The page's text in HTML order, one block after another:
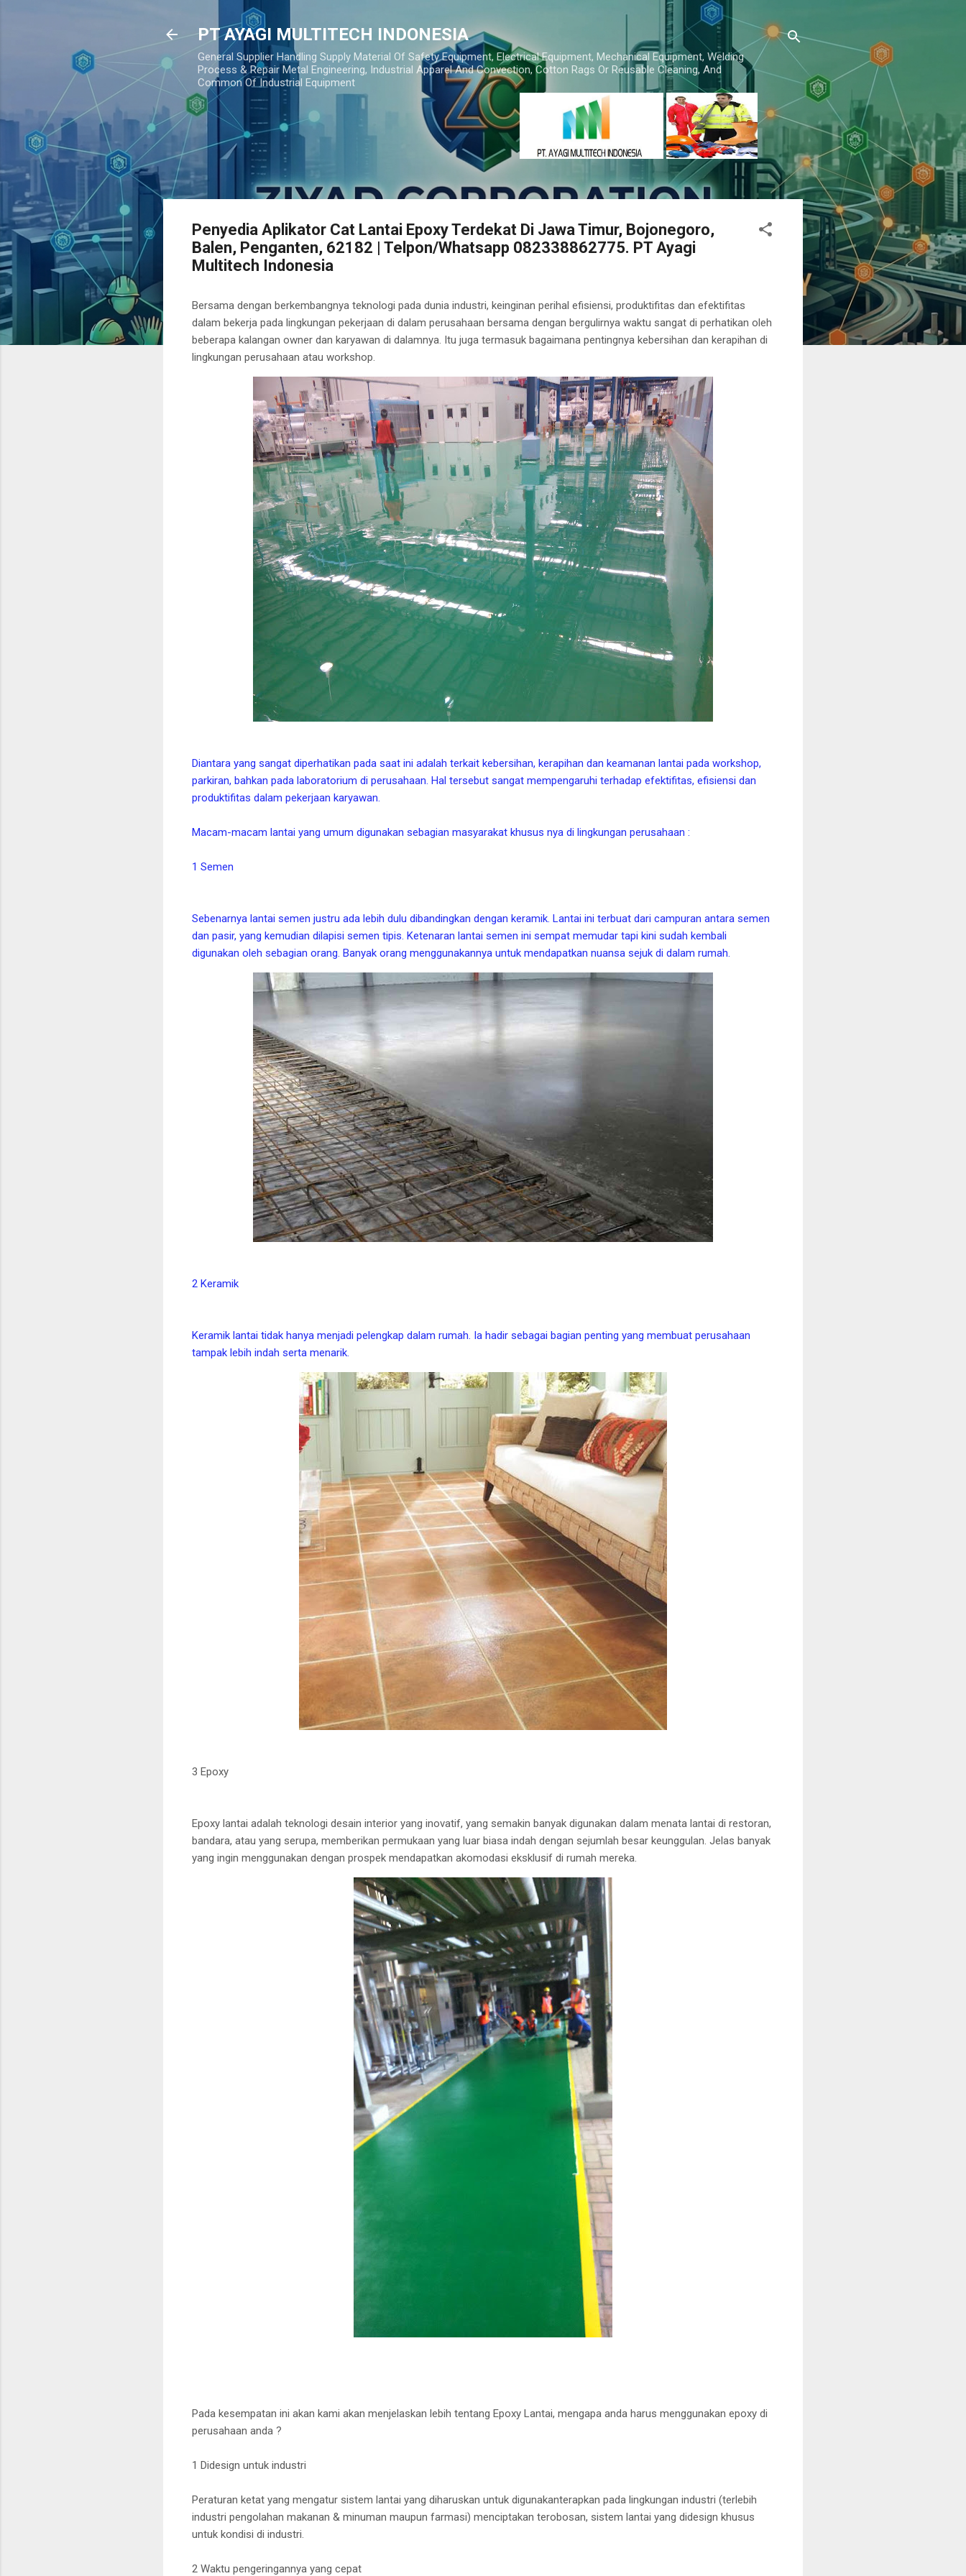
PT AYAGI MULTITECH INDONESIA
General Supplier Handling Supply Material Of Safety Equipment, Electrical Equipment, Mechanical Equipment, Welding
Process & Repair Metal Engineering, Industrial Apparel And Convection, Cotton Rags Or Reusable Cleaning, And
Common Of Industrial Equipment
Penyedia Aplikator Cat Lantai Epoxy Terdekat Di Jawa Timur, Bojonegoro,
Balen, Penganten, 62182 | Telpon/Whatsapp 082338862775. PT Ayagi
Multitech Indonesia
Bersama dengan berkembangnya teknologi pada dunia industri, keinginan perihal efisiensi, produktifitas dan efektifitas
dalam bekerja pada lingkungan pekerjaan di dalam perusahaan bersama dengan bergulirnya waktu sangat di perhatikan oleh
beberapa kalangan owner dan karyawan di dalamnya. Itu juga termasuk bagaimana pentingnya kebersihan dan kerapihan di
lingkungan perusahaan atau workshop.
Diantara yang sangat diperhatikan pada saat ini adalah terkait kebersihan, kerapihan dan keamanan lantai pada workshop,
parkiran, bahkan pada laboratorium di perusahaan. Hal tersebut sangat mempengaruhi terhadap efektifitas, efisiensi dan
produktifitas dalam pekerjaan karyawan.
Macam-macam lantai yang umum digunakan sebagian masyarakat khusus nya di lingkungan perusahaan :
1 Semen
Sebenarnya lantai semen justru ada lebih dulu dibandingkan dengan keramik. Lantai ini terbuat dari campuran antara semen
dan pasir, yang kemudian dilapisi semen tipis. Ketenaran lantai semen ini sempat memudar tapi kini sudah kembali
digunakan oleh sebagian orang. Banyak orang menggunakannya untuk mendapatkan nuansa sejuk di dalam rumah.
2 Keramik
Keramik lantai tidak hanya menjadi pelengkap dalam rumah. Ia hadir sebagai bagian penting yang membuat perusahaan
tampak lebih indah serta menarik.
3 Epoxy
Epoxy lantai adalah teknologi desain interior yang inovatif, yang semakin banyak digunakan dalam menata lantai di restoran,
bandara, atau yang serupa, memberikan permukaan yang luar biasa indah dengan sejumlah besar keunggulan. Jelas banyak
yang ingin menggunakan dengan prospek mendapatkan akomodasi eksklusif di rumah mereka.
Pada kesempatan ini akan kami akan menjelaskan lebih tentang Epoxy Lantai, mengapa anda harus menggunakan epoxy di
perusahaan anda ?
1 Didesign untuk industri
Peraturan ketat yang mengatur sistem lantai yang diharuskan untuk digunakanterapkan pada lingkungan industri (terlebih
industri pengolahan makanan & minuman maupun farmasi) menciptakan terobosan, sistem lantai yang didesign khusus
untuk kondisi di industri.
2 Waktu pengeringannya yang cepat